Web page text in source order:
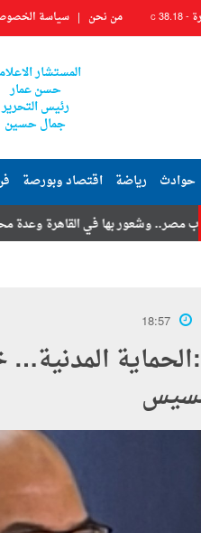
-
38.18
C من نحن سياسة
المستشار
حسن عمار
رئيس التحرير
جمال حسين
حوادث رياضة اقتصاد وبورصة
القاهرة وعدة محافظات
18:57